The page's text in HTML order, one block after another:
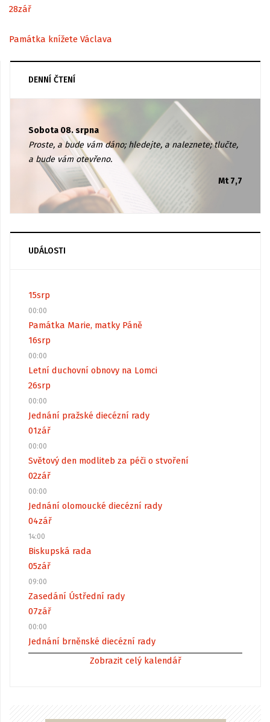
28zář
Památka knížete Václava
DENNÍ ČTENÍ
Sobota 08. srpna
Proste, a bude vám dáno; hledejte, a naleznete; tlučte,
a bude vám otevřeno.
Mt 7,7
UDÁLOSTI
15srp
00:00
Památka Marie, matky Páně
16srp
00:00
Letní duchovní obnovy na Lomci
26srp
00:00
Jednání pražské diecézní rady
01zář
00:00
Světový den modliteb za péči o stvoření
02zář
00:00
Jednání olomoucké diecézní rady
04zář
14:00
Biskupská rada
05zář
09:00
Zasedání Ústřední rady
07zář
00:00
Jednání brněnské diecézní rady
Zobrazit celý kalendář